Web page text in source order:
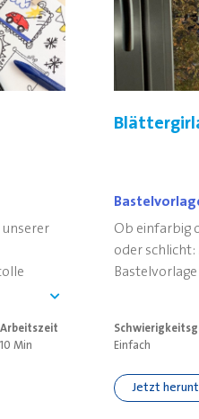
Arbeitszeit
10 Min
Ob einfarbig
oder
Einfach
Jetzt